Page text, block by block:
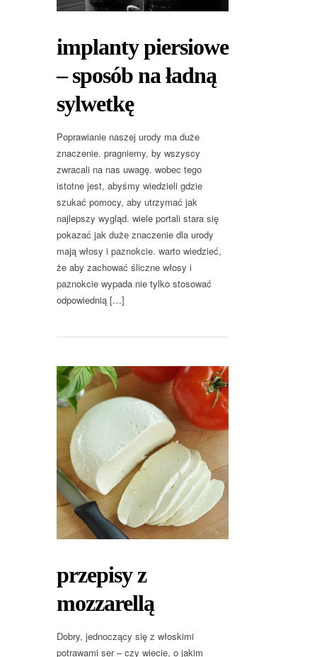
implanty piersiowe
– sposób na ładną
sylwetkę
Poprawianie naszej urody ma duże
znaczenie. pragniemy, by wszyscy
zwracali na nas uwagę. wobec tego
istotne jest, abyśmy wiedzieli gdzie
szukać pomocy, aby utrzymać jak
najlepszy wygląd. wiele portali stara się
pokazać jak duże znaczenie dla urody
mają włosy i paznokcie. warto wiedzieć,
że aby zachować śliczne włosy i
paznokcie wypada nie tylko stosować
odpowiednią […]
przepisy z
mozzarellą
Dobry, jednoczący się z włoskimi
potrawami ser – czy wiecie, o jakim